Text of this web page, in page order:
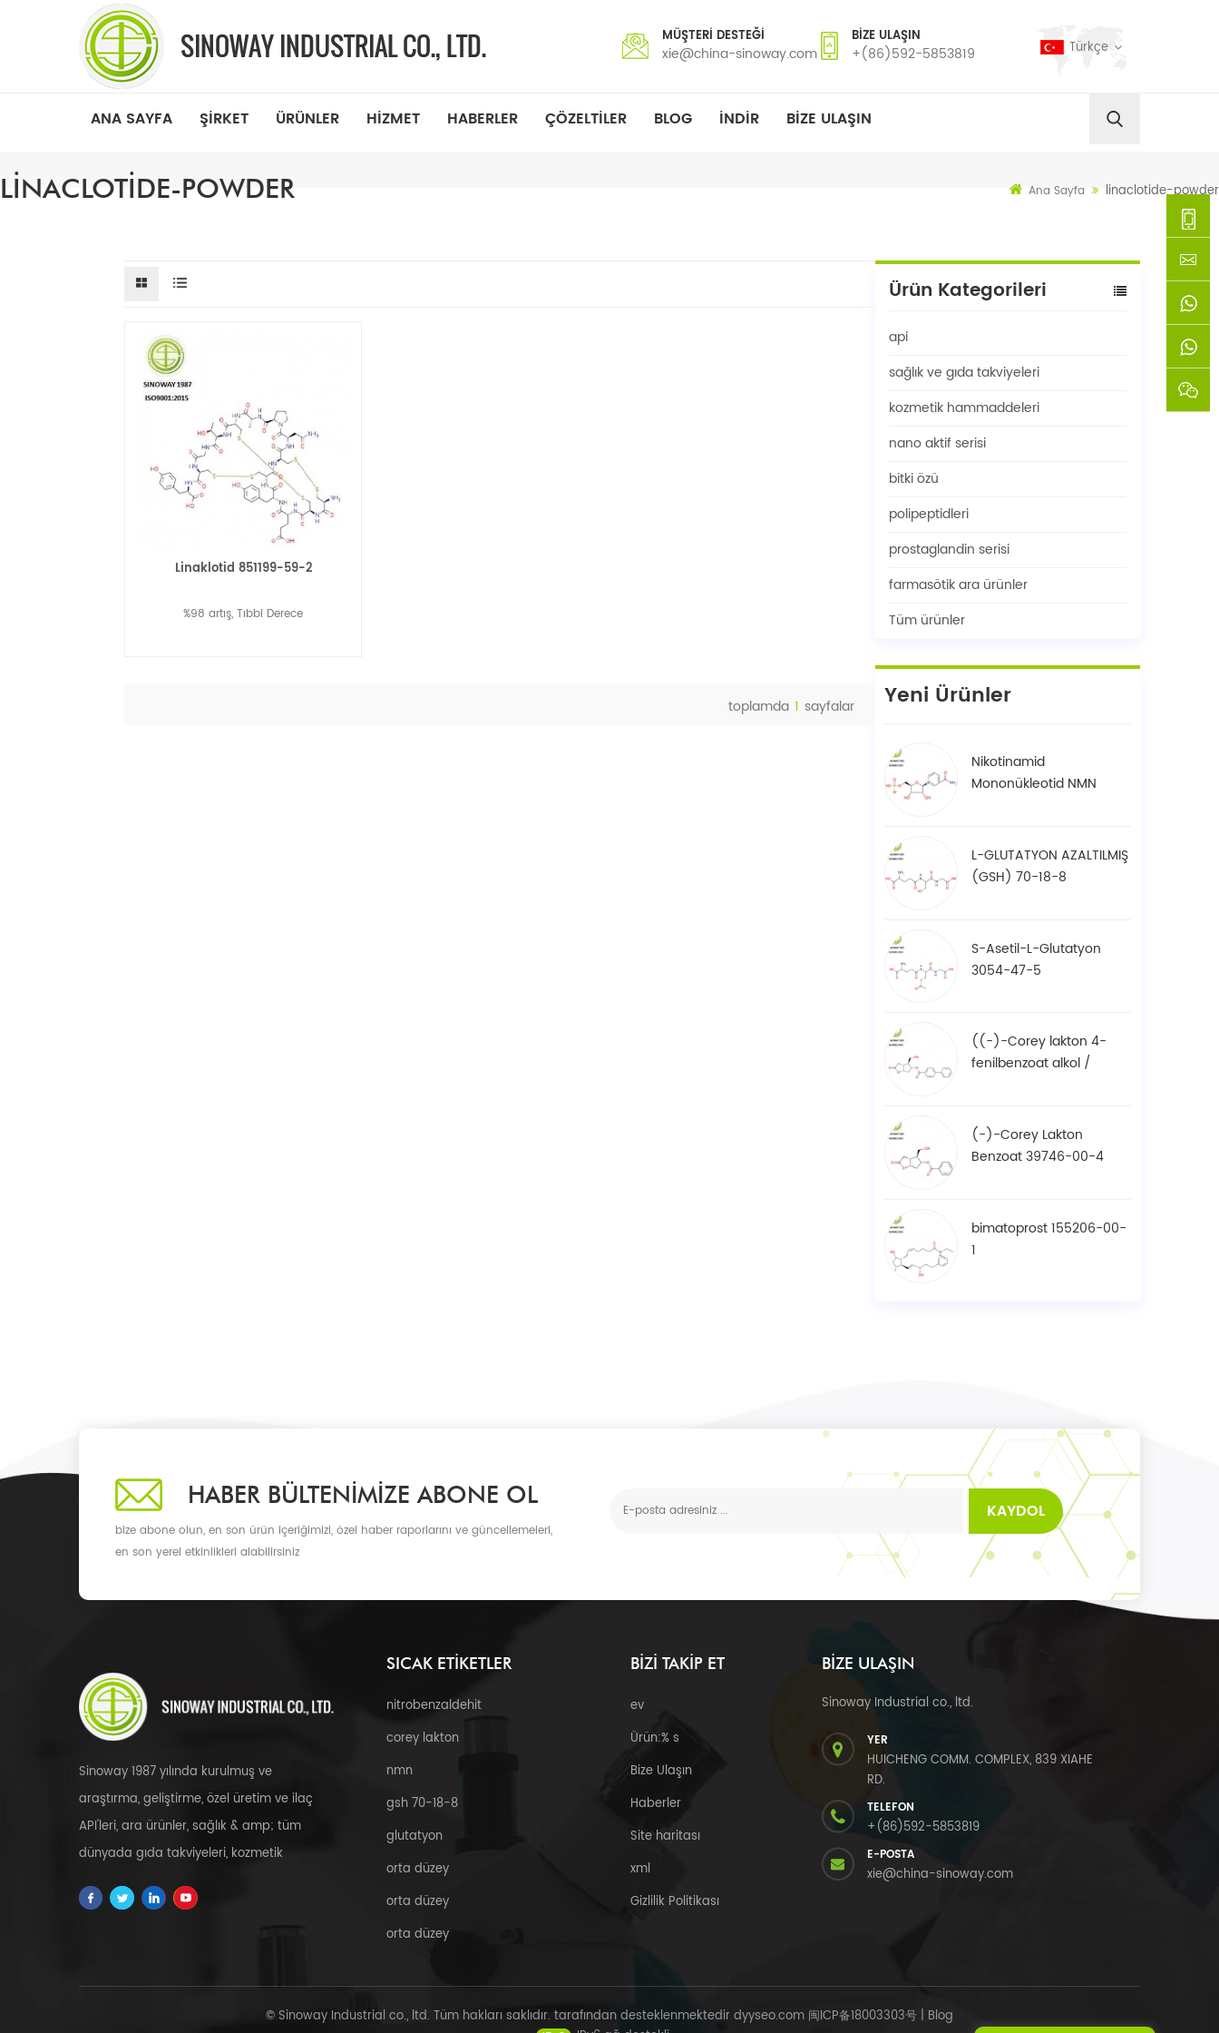
MÜŞTERI DESTEĞI
xie@china-sinoway.com
BIZE ULAŞIN
+(86)592-5853819 Türkçe
ANA SAYFA ŞIRKET ÜRÜNLER HIZMET HABERLER ÇÖZELTILER BLOG INDIR BIZE ULAŞIN
LINACLOTIDE-POWDER Ana Sayfa linaclotide-powder
Ürün Kategorileri
api
sağlık ve gıda takviyeleri
kozmetik hammaddeleri
nano aktif serisi
bitki özü
polipeptidleri
prostaglandin serisi
farmasötik ara ürünler
Tüm ürünler
Yeni Ürünler
Nikotinamid
Mononükleotid NMN
L-GLUTATYON AZALTILMIŞ
(GSH) 70-18-8
S-Asetil-L-Glutatyon
3054-47-5
((-)-Corey lakton 4-
fenilbenzoat alkol /
(-)-Corey Lakton
Benzoat 39746-00-4
bimatoprost 155206-00-
1
Linaklotid 851199-59-2
%98 artış, Tıbbi Derece
toplamda 1 sayfalar
HABER BÜLTENIMIZE ABONE OL
bize abone olun, en son ürün içeriğimizi, özel haber raporlarını ve güncellemeleri,
en son yerel etkinlikleri alabilirsiniz
KAYDOL
Sinoway 1987 yılında kurulmuş ve
araştırma, geliştirme, özel üretim ve ilaç
API'leri, ara ürünler, sağlık & amp; tüm
dünyada gıda takviyeleri, kozmetik
servis.
SICAK ETIKETLER
nitrobenzaldehit
corey lakton
nmn
gsh 70-18-8
glutatyon
orta düzey
orta düzey
orta düzey
BIZI TAKIP ET
ev
Ürün:% s
Bize Ulaşın
Haberler
Site haritası
xml
Gizlilik Politikası
BIZE ULAŞIN
Sinoway Industrial co., ltd.
YER
HUICHENG COMM. COMPLEX, 839 XIAHE
RD.
TELEFON
+(86)592-5853819
E-POSTA
xie@china-sinoway.com
© Sinoway Industrial co., ltd. Tüm hakları saklıdır. tarafından desteklenmektedirdyyseo.com 闽ICP备18003303号 | Blog
5853819